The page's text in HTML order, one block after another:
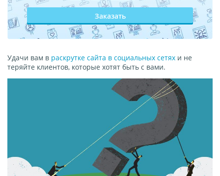
Заказать
Удачи вам в раскрутке сайта в социальных сетях и не
теряйте клиентов, которые хотят быть с вами.